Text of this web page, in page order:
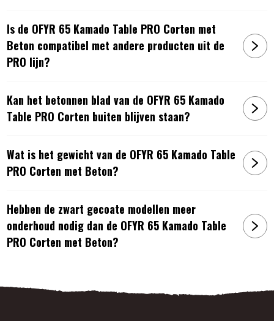
Is de OFYR 65 Kamado Table PRO Corten met
Beton compatibel met andere producten uit de
PRO lijn?
Kan het betonnen blad van de OFYR 65 Kamado
Table PRO Corten buiten blijven staan?
Wat is het gewicht van de OFYR 65 Kamado Table
PRO Corten met Beton?
Hebben de zwart gecoate modellen meer
onderhoud nodig dan de OFYR 65 Kamado Table
PRO Corten met Beton?